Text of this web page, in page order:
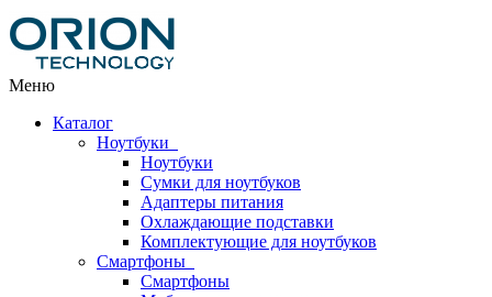
Меню
Каталог
Ноутбуки
Ноутбуки
Сумки для ноутбуков
Адаптеры питания
Охлаждающие подставки
Комплектующие для ноутбуков
Смартфоны
Смартфоны